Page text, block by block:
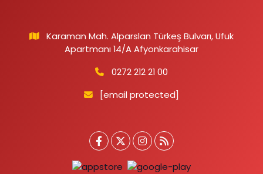
Karaman Mah. Alparslan Türkeş Bulvarı, Ufuk
Apartmanı 14/A Afyonkarahisar
0272 212 21 00
[email protected]